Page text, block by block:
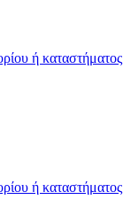
ή καταστήματος
ή καταστήματος